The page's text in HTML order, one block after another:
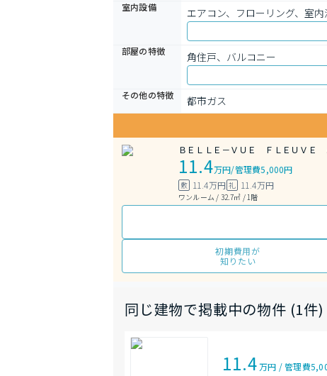
室内設備 エアコン、フローリング、室
部屋の特徴
角住戸、バルコニー
その他の特徴
都市ガス
ＢＥＬＬＥ－ＶＵＥ ＦＬＥＵＶＥ
11.4万円/管理費5,000円
敷 11.4万円 礼 11.4万円
ワンルーム / 32.7㎡ / 1階
初期費用が
知りたい
同じ建物で掲載中の物件 (1件)
11.4万円 /管理費